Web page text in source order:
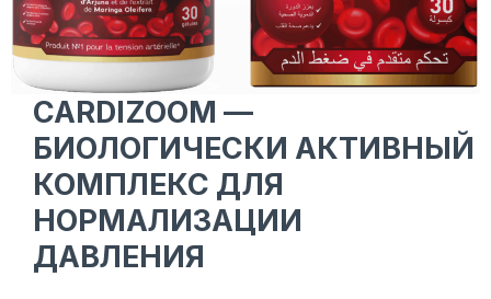
CARDIZOOM —
БИОЛОГИЧЕСКИ АКТИВНЫЙ
КОМПЛЕКС ДЛЯ
НОРМАЛИЗАЦИИ
ДАВЛЕНИЯ